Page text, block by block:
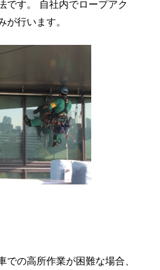
です。 自社内でロープアク
が行います。
での高所作業が困難な場合、